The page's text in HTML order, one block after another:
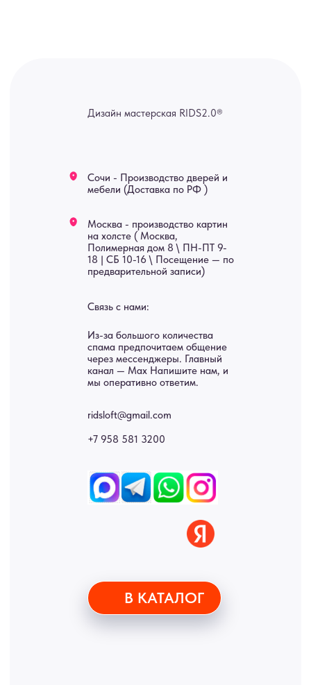
Возврат
Доставка
Картины
© 2015-2026 Все права защищены. Не является офертой,
Блог
• Договор публичной оферты
• Политика обработки персональных данных
стеновые панели, лофт мебель с доставкой во все города России:
Москва, Санкт-Петербург, Екатеринбург, Новосибирск, Нижний
Новгород, Самара, Сургут, Казань, Омск, Челябинск, Ростов-на-
Дону, Уфа, Волгоград, Пермь, Красноярск, Воронеж, Краснодар,
Владивосток, Ярославль, Ульяновск, Барнаул, Иркутск, Тюмень,
Хабаровск, Новокузнецк, Оренбург, Кемерово, Ижевск, Томск,
Набережные Челны, Липецк Казахстан, Алматы, Астана, Павлодар,